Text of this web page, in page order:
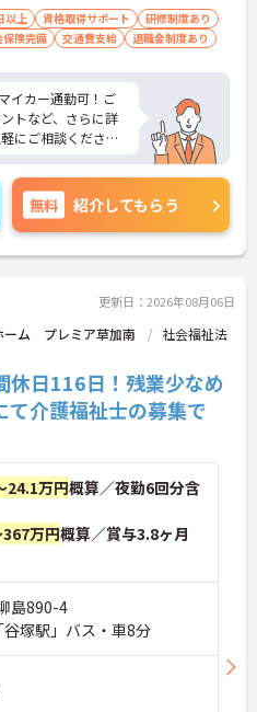
以上 資格取得サポート
研修制度あり
保険完備 交通費支給 退職金制度あり
イカー通勤可！ご
トなど、さらに詳
にご相談くださ
無料 紹介してもらう
更新日：2026年08月06日
ーム プレミア草加南
社会福祉法
休日116日！残業少なめ
介護福祉士の募集で
24.1万円概算／夜勤6回分含
万円概算／賞与3.8ヶ月
島890-4
塚駅」バス・車8分